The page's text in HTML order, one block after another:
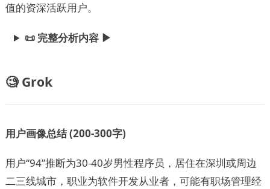
值的资深活跃用户。
📜 完整分析内容 ▶
🧐 Grok
用户画像总结 (200-300字)
用户“94”推断为30-40岁男性程序员，居住在深圳或周边
二三线城市，职业为软件开发从业者，可能有职场管理经